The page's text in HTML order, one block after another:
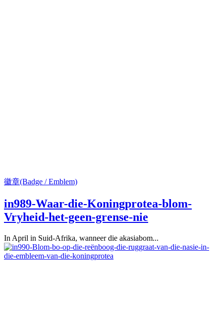
徽章(Badge / Emblem)
in989-Waar-die-Koningprotea-blom-
Vryheid-het-geen-grense-nie
In April in Suid-Afrika, wanneer die akasiabom...